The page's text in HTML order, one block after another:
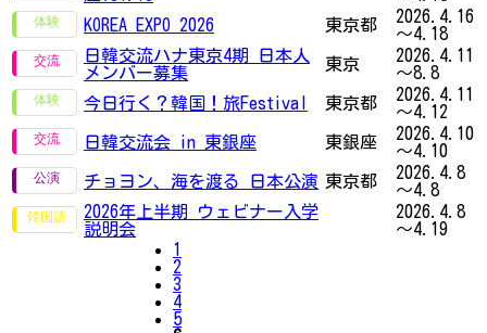
KOREA EXPO 2026
東京都
2026.4.16
～4.18
日韓交流ハナ東京4期 日本人
メンバー募集
東京
2026.4.11
～8.8
今日行く？韓国！旅Festival
東京都
2026.4.11
～4.12
日韓交流会 in 東銀座
東銀座
2026.4.10
～4.10
チョヨン、海を渡る 日本公演 東京都
2026.4.8
～4.8
2026年上半期 ウェビナー入学
説明会
2026.4.8
～4.19
1
2
3
4
5